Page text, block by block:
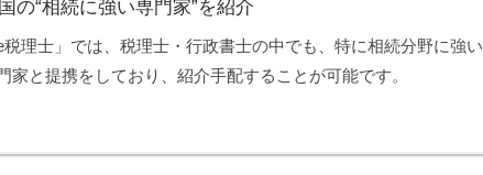
の“相続に強い専門家”を紹介
e税理士」では、税理士・行政書士の中でも、特に相続分野に強い
家と提携をしており、紹介手配することが可能です。